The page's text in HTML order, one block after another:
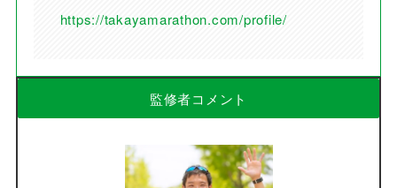
https://takayamarathon.com/profile/
監修者コメント